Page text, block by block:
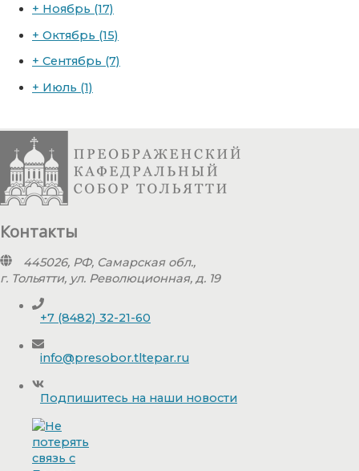
+ Ноябрь (17)
+ Октябрь (15)
+ Сентябрь (7)
+ Июль (1)
Контакты
445026, РФ, Самарская обл.,
г. Тольятти, ул. Революционная, д. 19
+7 (8482) 32-21-60
info@presobor.tltepar.ru
Подпишитесь на наши новости